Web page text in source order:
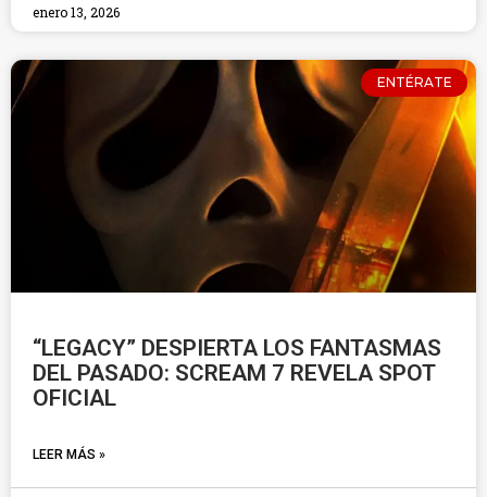
enero 13, 2026
ENTÉRATE
“LEGACY” DESPIERTA LOS FANTASMAS
DEL PASADO: SCREAM 7 REVELA SPOT
OFICIAL
LEER MÁS »